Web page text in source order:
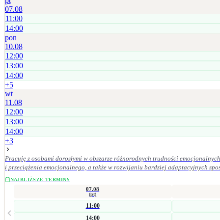
07.08
11:00
14:00
pon
10.08
12:00
13:00
14:00
+5
wt
11.08
12:00
13:00
14:00
+3
Pracuję z osobami dorosłymi w obszarze różnorodnych trudności
i przeciążenia emocjonalnego, a także w rozwijaniu bardziej adaptacyjnych sposobów radzenia sobie oraz
znaczenie mają dla mnie empatia, odpowiedzialność kliniczna, poufność,
NAJBLIŻSZE TERMINY
07.08
(pt)
11:00
14:00